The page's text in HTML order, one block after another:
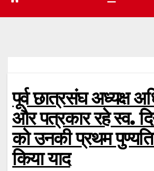
पूर्व छात्रसंघ अध्यक्ष
और पत्रकार रहे स्व.
को उनकी प्रथम
किया याद